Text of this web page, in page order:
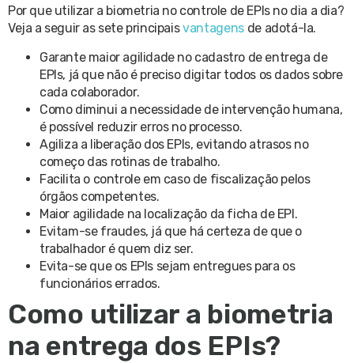
Por que utilizar a biometria no controle de EPIs no dia a dia?
Veja a seguir as sete principaisvantagens de adotá-la.
Garante maior agilidade no cadastro de entrega de
EPIs, já que não é preciso digitar todos os dados sobre
cada colaborador.
Como diminui a necessidade de intervenção humana,
é possível reduzir erros no processo.
Agiliza a liberação dos EPIs, evitando atrasos no
começo das rotinas de trabalho.
Facilita o controle em caso de fiscalização pelos
órgãos competentes.
Maior agilidade na localização da ficha de EPI.
Evitam-se fraudes, já que há certeza de que o
trabalhador é quem diz ser.
Evita-se que os EPIs sejam entregues para os
funcionários errados.
Como utilizar a biometria
na entrega dos EPIs?